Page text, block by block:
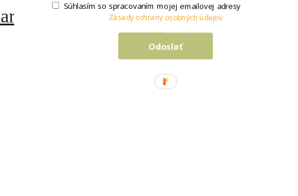
z jednej bazalky vypestujete
Odoslať
Súhlasím so spracovaním mojej emailovej adresy
Zásady ochrany osobných údajov